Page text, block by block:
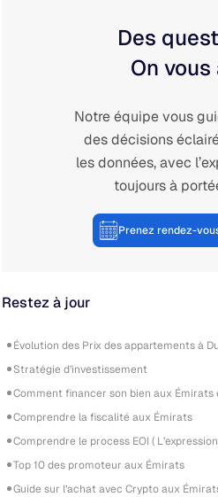
Des
On vous
Notre équipe vous
des décisions
les données, avec
toujours à
Prenez rendez-
Restez à jour
Évolution des Prix des appartements à
Stratégie d’investissement
Comment financer son bien aux
Comprendre la fiscalité aux Émirats
Comprendre le process EOI (
Top 10 des promoteur aux Émirats
Guide sur l’achat avec Crypto aux